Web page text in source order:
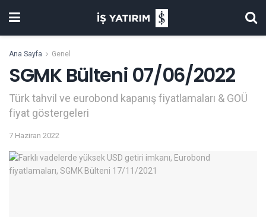
Ana Sayfa Genel
SGMK Bülteni 07/06/2022
Türk tahvil ve eurobond kapanış fiyatlamaları & GOÜ
fiyat göstergeleri
7 Haziran 2022